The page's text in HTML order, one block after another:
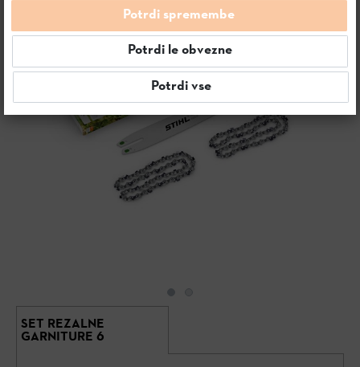
SET REZALNE
GARNITURE 6
Potrdi spremembe
Potrdi le obvezne
Potrdi vse